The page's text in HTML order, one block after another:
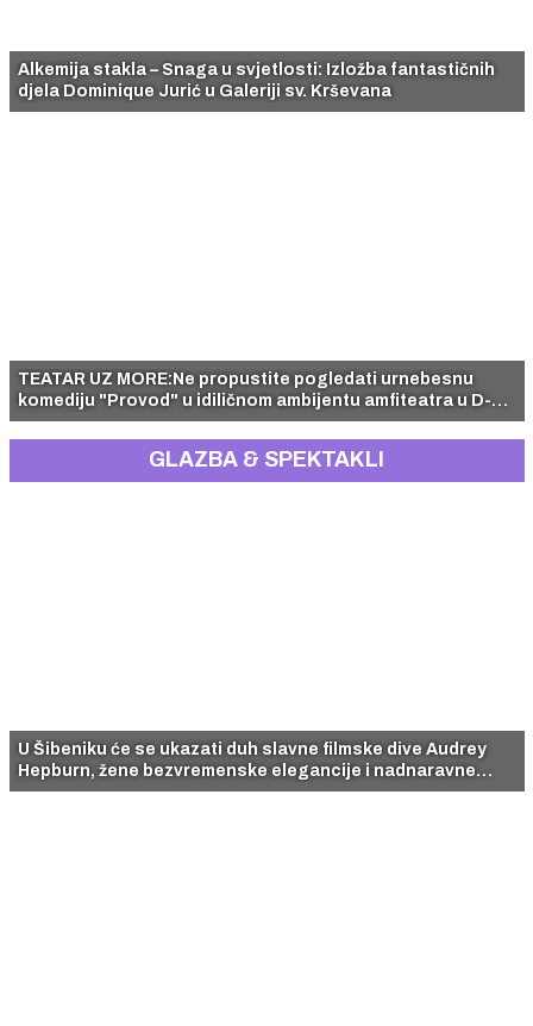
Alkemija stakla – Snaga u svjetlosti: Izložba fantastičnih
djela Dominique Jurić u Galeriji sv. Krševana
TEATAR UZ MORE:Ne propustite pogledati urnebesnu
komediju "Provod" u idiličnom ambijentu amfiteatra u D-
resortu
GLAZBA & SPEKTAKLI
U Šibeniku će se ukazati duh slavne filmske dive Audrey
Hepburn, žene bezvremenske elegancije i nadnaravne
ljepote.